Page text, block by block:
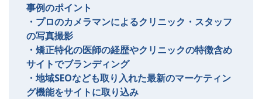
事例のポイント
・プロのカメラマンによるクリニック・スタッフ
の写真撮影
・矯正特化の医師の経歴やクリニックの特徴含め
サイトでブランディング
・地域SEOなども取り入れた最新のマーケティン
グ機能をサイトに取り込み